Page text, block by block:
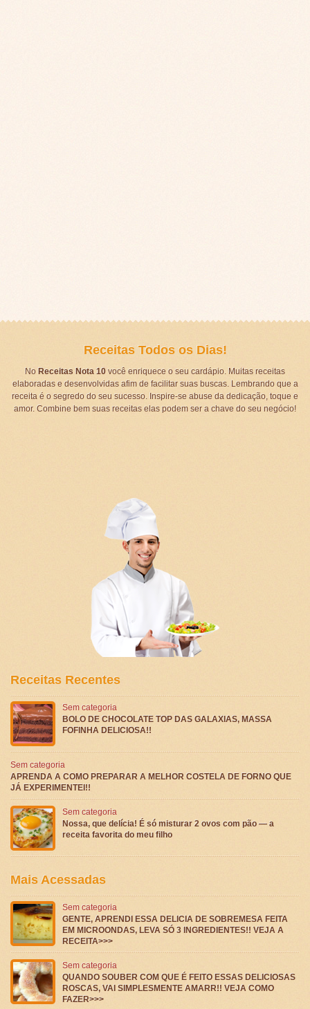
Receitas Todos os Dias!
No Receitas Nota 10você enriquece o seu cardápio. Muitas receitas
elaboradas e desenvolvidas afim de facilitar suas buscas. Lembrando que a
receita é o segredo do seu sucesso. Inspire-se abuse da dedicação, toque e
amor. Combine bem suas receitas elas podem ser a chave do seu negócio!
Receitas Recentes
Sem categoria
BOLO DE CHOCOLATE TOP DAS GALAXIAS, MASSA
FOFINHA DELICIOSA!!
Sem categoria
APRENDA A COMO PREPARAR A MELHOR COSTELA DE FORNO QUE
JÁ EXPERIMENTEI!!
Sem categoria
Nossa, que delícia! É só misturar 2 ovos com pão — a
receita favorita do meu filho
Mais Acessadas
Sem categoria
GENTE, APRENDI ESSA DELICIA DE SOBREMESA FEITA
EM MICROONDAS, LEVA SÓ 3 INGREDIENTES!! VEJA A
RECEITA>>>
Sem categoria
QUANDO SOUBER COM QUE É FEITO ESSAS DELICIOSAS
ROSCAS, VAI SIMPLESMENTE AMARR!! VEJA COMO
FAZER>>>